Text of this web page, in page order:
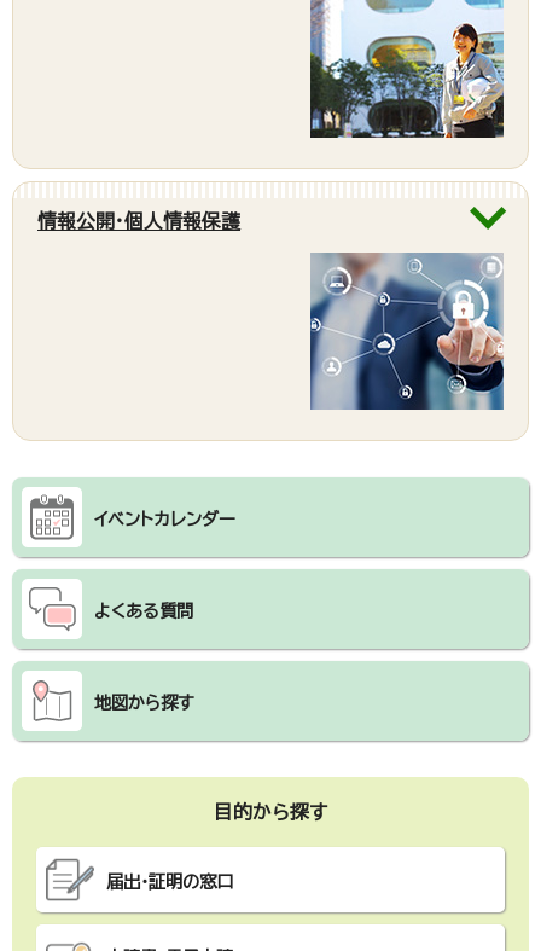
情報公開・個人情報保護
イベントカレンダー
よくある質問
地図から探す
目的から探す
届出・証明の窓口